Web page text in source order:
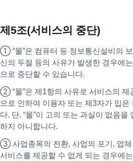
제5조(서비스의 중단)
① “몰”은 컴퓨터 등 정보통신설비의
신의 두절 등의 사유가 발생한 경우에
으로 중단할 수 있습니다.
② “몰”은 제1항의 사유로 서비스의 제
으로 인하여 이용자 또는 제3자가 입은
다. 단, “몰”이 고의 또는 과실이 없음을
하지 아니합니다.
③ 사업종목의 전환, 사업의 포기, 업체
서비스를 제공할 수 없게 되는 경우에는